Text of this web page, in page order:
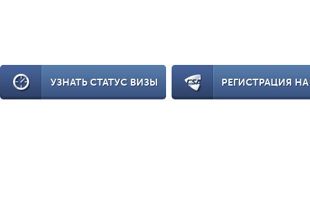
УЗНАТЬ СТАТУС ВИЗЫ РЕГИСТРАЦИЯ НА